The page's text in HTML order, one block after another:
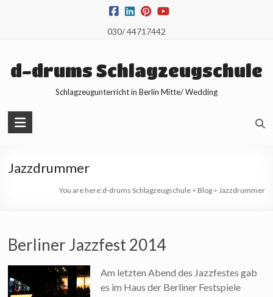
030/ 44717442
d-drums Schlagzeugschule
Schlagzeugunterricht in Berlin Mitte/ Wedding
Jazzdrummer
You are here:d-drums Schlagzeugschule> Blog> Jazzdrummer
Berliner Jazzfest 2014
Am letzten Abend des Jazzfestes gab
es im Haus der Berliner Festspiele